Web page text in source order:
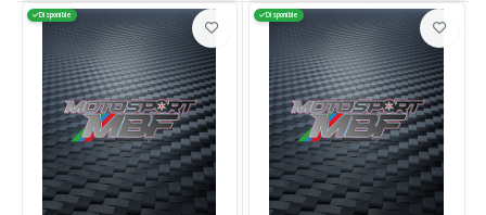
Disponible Disponible